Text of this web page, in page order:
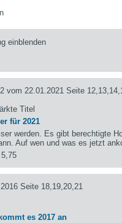
einblenden
vom 22.01.2021 Seite
Titel
für 2021
werden. Es gibt berechtigte
Auf wen und was es jetzt
Seite 18,19,20,21
es 2017 an